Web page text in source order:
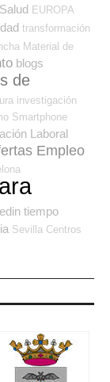
Salud EUROPA
transformación
Material de
blogs
de
investigación
Smartphone
Laboral
Empleo
tiempo
Sevilla Centros